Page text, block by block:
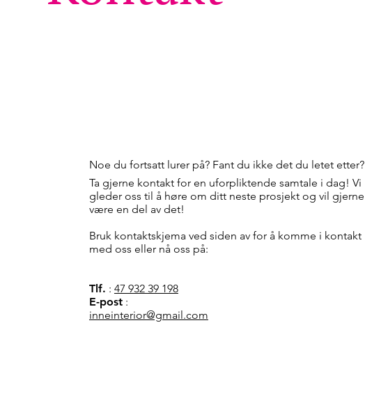
Noe du fortsatt lurer på? Fant du ikke det du letet etter?
Ta gjerne kontakt for en uforpliktende samtale i dag! Vi
gleder oss til å høre om ditt neste prosjekt og vil gjerne
være en del av det!
Bruk kontaktskjema ved siden av for å komme i kontakt
med oss eller nå oss på:
Tlf. : 47 932 39 198
E-post:
inneinterior@gmail.com